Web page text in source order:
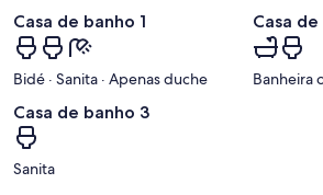
Casa de banho 1
Bidé · Sanita · Apenas duche
Casa
Banheira
Casa de banho 3
Sanita